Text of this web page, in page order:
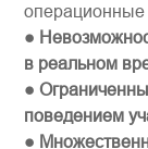
операционные
●
в реальном
●
поведением
●